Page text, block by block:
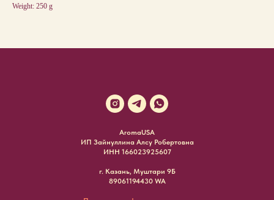
Weight: 250 g
AromaUSA
ИП Зайнуллина Алсу Робертовна
ИНН 166023925607
г. Казань, Муштари 9Б
89061194430 WA